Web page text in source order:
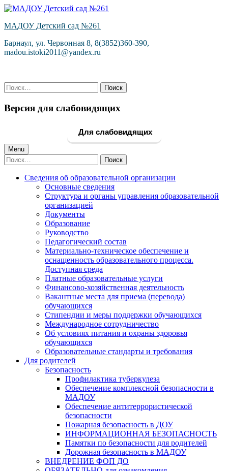
Skip
content
МАДОУ Детский сад №261
Барнаул, ул. Червонная 8, 8(3852)360-390,
madou.istoki2011@yandex.ru
Найти:
Версия для слабовидящих
Для слабовидящих
Primary
Menu
Menu
Найти:
Сведения об образовательной организации
Основные сведения
Структура и органы управления образовательной
организацией
Документы
Образование
Руководство
Педагогический состав
Материально-техническое обеспечение и
оснащенность образовательного процесса.
Доступная среда
Платные образовательные услуги
Финансово-хозяйственная деятельность
Вакантные места для приема (перевода)
обучающихся
Стипендии и меры поддержки обучающихся
Международное сотрудничество
Об условиях питания и охраны здоровья
обучающихся
Образовательные стандарты и требования
Для родителей
Безопасность
Профилактика туберкулеза
Обеспечение комплексной безопасности в
МАДОУ
Обеспечение антитеррористической
безопасности
Пожарная безопасность в ДОУ
ИНФОРМАЦИОННАЯ БЕЗОПАСНОСТЬ
Памятки по безопасности для родителей
Дорожная безопасность в МАДОУ
ВНЕДРЕНИЕ ФОП ДО